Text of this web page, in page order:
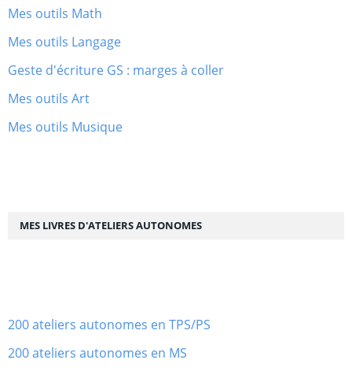
Mes outils Math
Mes outils Langage
Geste d'écriture GS : marges à coller
Mes outils Art
Mes outils Musique
MES LIVRES D'ATELIERS AUTONOMES
200 ateliers autonomes en TPS/PS
200 ateliers autonomes en MS